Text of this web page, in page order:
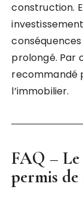
construction.
prolongé. Par
recommandé
l’immobilier.
FAQ – Le
permis